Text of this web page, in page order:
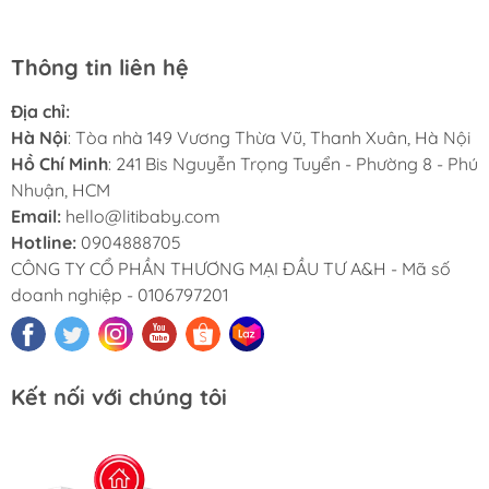
Thông tin liên hệ
Địa chỉ:
Hà Nội: Tòa nhà 149 Vương Thừa Vũ, Thanh Xuân, Hà Nội
Hồ Chí Minh: 241 Bis Nguyễn Trọng Tuyển - Phường 8 - Phú
Nhuận, HCM
Email: hello@litibaby.com
Hotline: 0904888705
CÔNG TY CỔ PHẦN THƯƠNG MẠI ĐẦU TƯ A&H - Mã số
doanh nghiệp - 0106797201
Kết nối với chúng tôi